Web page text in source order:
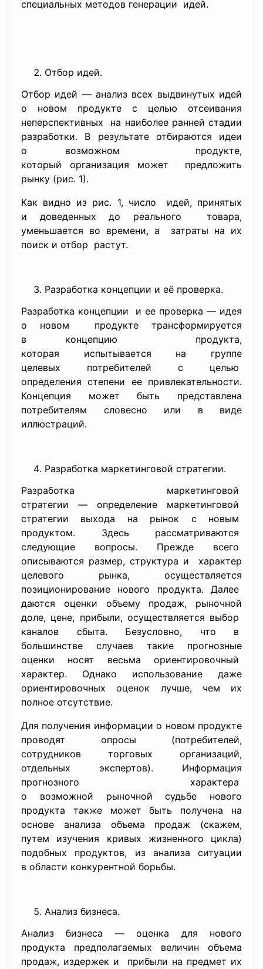
специальных методов генерации идей.
Отбор идей.
Отбор идей — анализ всех выдвинутых идей
о новом продукте с целью отсеивания
неперспективных на наиболее ранней стадии
разработки. В результате отбираются идеи
о возможном продукте,
который организация может предложить
рынку (рис. 1).
Как видно из рис. 1, число идей, принятых
и доведенных до реального товара,
уменьшается во времени, а затраты на их
поиск и отбор растут.
Разработка концепции и её проверка.
Разработка концепции и ее проверка — идея
о новом продукте трансформируется
в концепцию продукта,
которая испытывается на группе
целевых потребителей с целью
определения степени ее привлекательности.
Концепция может быть представлена
потребителям словесно или в виде
иллюстраций.
Разработка маркетинговой стратегии.
Разработка маркетинговой
стратегии — определение маркетинговой
стратегии выхода на рынок с новым
продуктом. Здесь рассматриваются
следующие вопросы. Прежде всего
описываются размер, структура и характер
целевого рынка, осуществляется
позиционирование нового продукта. Далее
даются оценки объему продаж, рыночной
доле, цене, прибыли, осуществляется выбор
каналов сбыта. Безусловно, что в
большинстве случаев такие прогнозные
оценки носят весьма ориентировочный
характер. Однако использование даже
ориентировочных оценок лучше, чем их
полное отсутствие.
Для получения информации о новом продукте
проводят опросы (потребителей,
сотрудников торговых организаций,
отдельных экспертов). Информация
прогнозного характера
о возможной рыночной судьбе нового
продукта также может быть получена на
основе анализа объема продаж (скажем,
путем изучения кривых жизненного цикла)
подобных продуктов, из анализа ситуации
в области конкурентной борьбы.
Анализ бизнеса.
Анализ бизнеса — оценка для нового
продукта предполагаемых величин объема
продаж, издержек и прибыли на предмет их